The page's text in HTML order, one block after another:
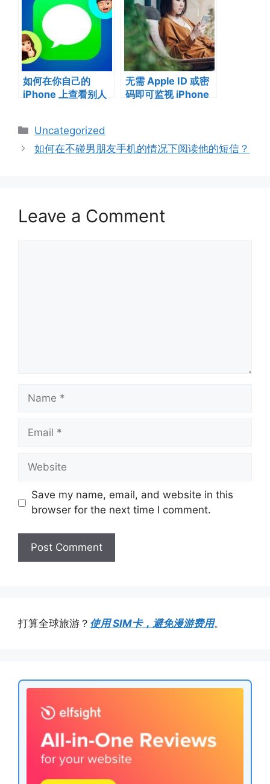
如何在你自己的
iPhone 上查看别人
无需 Apple ID 或密
码即可监视 iPhone
Categories
Uncategorized
如何在不碰男朋友手机的情况下阅读他的短信？
Leave a Comment
Name
Email
Website
Save my name, email, and website in this
browser for the next time I comment.
打算全球旅游？ 使用 SIM卡，避免漫游费用。